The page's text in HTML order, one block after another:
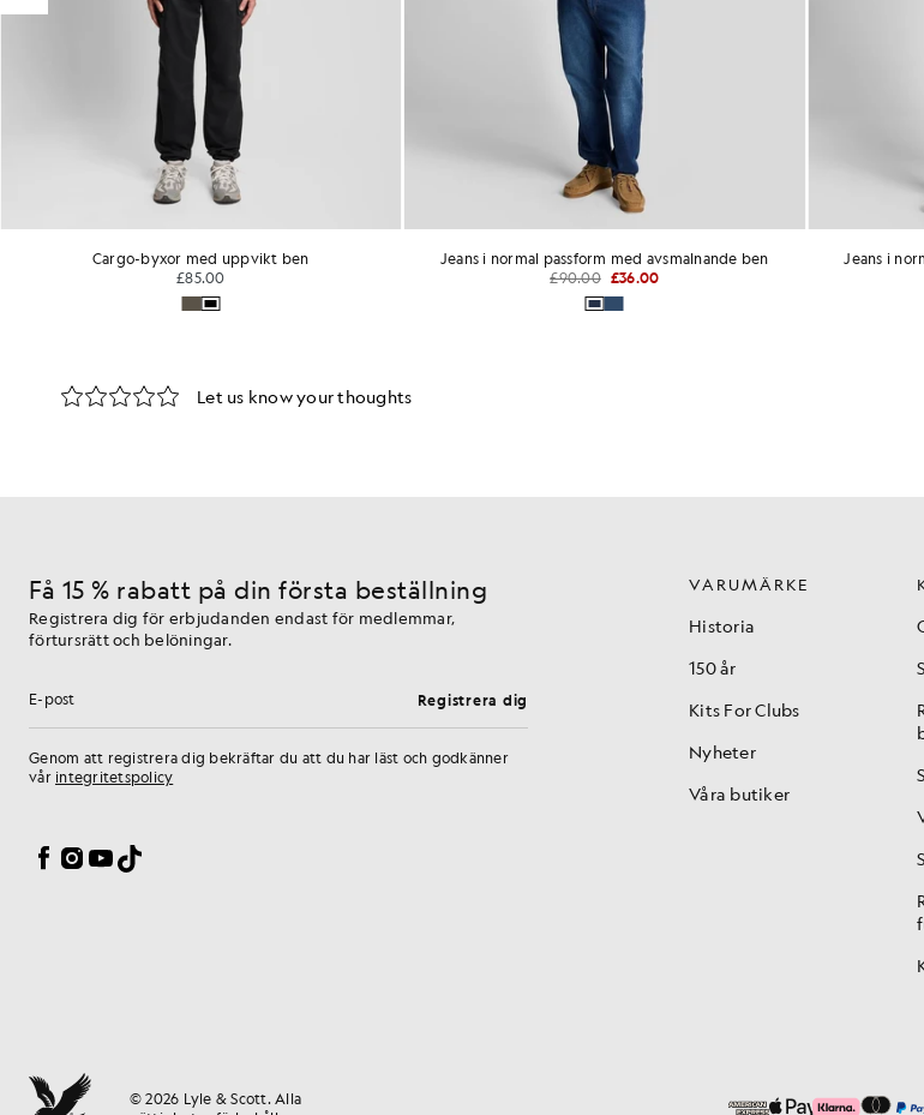
Cargo-byxor med uppvikt ben
£85.00
Jeans i normal passform med avsmalnande ben
£90.00 £36.00
Jeans i
Få 15 % rabatt på din första beställning
Registrera dig för erbjudanden endast för medlemmar,
förtursrätt och belöningar.
E-postadress Registrera dig
Genom att registrera dig bekräftar du att du har läst och godkänner
vår integritetspolicy
Facebook
Instagram
YouTube
TikTok
VARUMÄRKE
Historia
150 år
Kits For Clubs
Nyheter
Våra butiker
© 2026 Lyle & Scott. Alla